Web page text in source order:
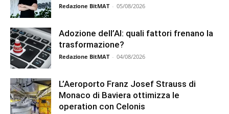
Redazione BitMAT - 05/08/2026
Adozione dell’AI: quali fattori frenano la
trasformazione?
Redazione BitMAT - 04/08/2026
L’Aeroporto Franz Josef Strauss di
Monaco di Baviera ottimizza le
operation con Celonis